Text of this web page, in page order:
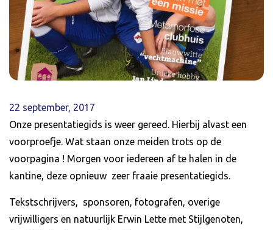
22 september, 2017
Onze presentatiegids is weer gereed. Hierbij alvast een
voorproefje. Wat staan onze meiden trots op de
voorpagina ! Morgen voor iedereen af te halen in de
kantine, deze opnieuw zeer fraaie presentatiegids.
Tekstschrijvers, sponsoren, fotografen, overige
vrijwilligers en natuurlijk Erwin Lette met Stijlgenoten,